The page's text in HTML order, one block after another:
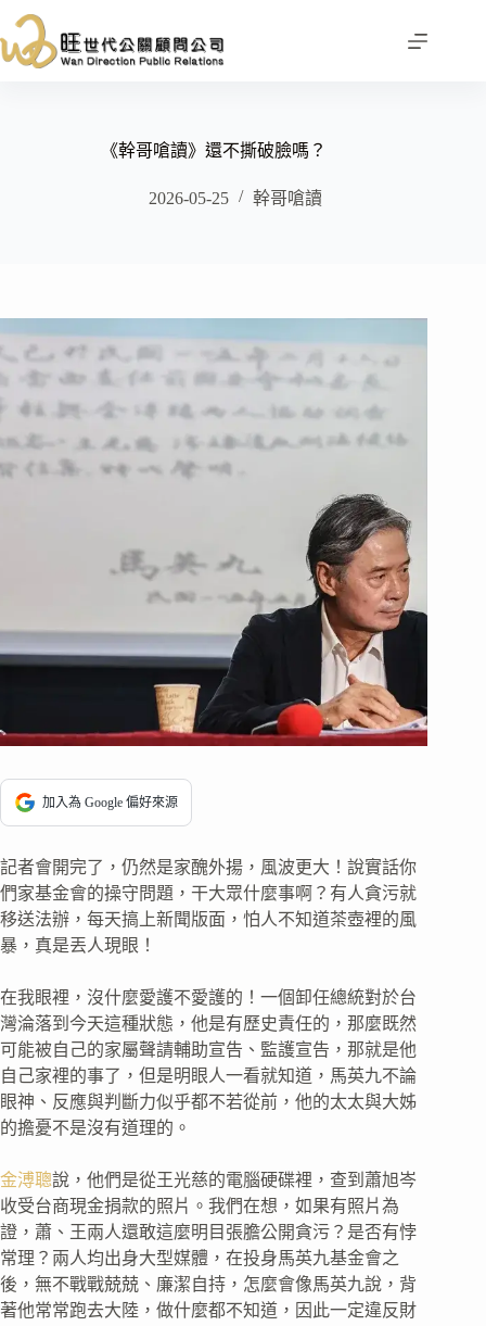
至
主
《幹哥嗆讀》還不撕破臉嗎？
2026-05-25 幹哥嗆讀
加入為 Google 偏好來源
記者會開完了，仍然是家醜外揚，風波更大！說實話你
們家基金會的操守問題，干大眾什麼事啊？有人貪污就
移送法辦，每天搞上新聞版面，怕人不知道茶壺裡的風
暴，真是丟人現眼！
在我眼裡，沒什麼愛護不愛護的！一個卸任總統對於台
灣淪落到今天這種狀態，他是有歷史責任的，那麼既然
可能被自己的家屬聲請輔助宣告、監護宣告，那就是他
自己家裡的事了，但是明眼人一看就知道，馬英九不論
眼神、反應與判斷力似乎都不若從前，他的太太與大姊
的擔憂不是沒有道理的。
金溥聰說，他們是從王光慈的電腦硬碟裡，查到蕭旭岑
收受台商現金捐款的照片。我們在想，如果有照片為
證，蕭、王兩人還敢這麼明目張膽公開貪污？是否有悖
常理？兩人均出身大型媒體，在投身馬英九基金會之
後，無不戰戰兢兢、廉潔自持，怎麼會像馬英九說，背
著他常常跑去大陸，做什麼都不知道，因此一定違反財